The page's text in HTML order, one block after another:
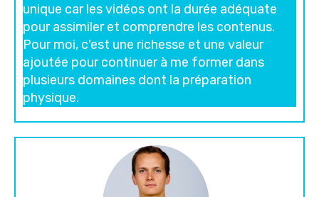
unique car les vidéos ont la durée adéquate
pour assimiler et comprendre les contenus.
Pour moi, c'est une richesse et une valeur
ajoutée pour continuer à me former dans
plusieurs domaines dont la préparation
physique.